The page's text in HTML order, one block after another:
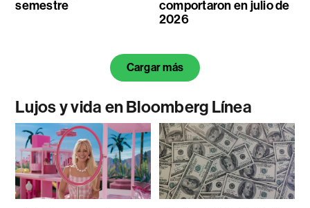
semestre
comportaron en julio de
2026
Cargar más
Lujos y vida en Bloomberg Línea